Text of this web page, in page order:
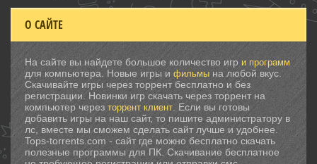
О САЙТЕ
На сайте вы найдете большое количество игр и программ
для компьютера. Новые игры и фильмы на любой вкус.
Скачивайте игры через торрент бесплатно и без
регистрации. Новинки игр скачать через торрент на
компьютер через торрент клиент . Если вы готовы
добавить игры на наш сайт, то пишите администратору в
лс, вместе мы сможем сделать сайт лучше и удобнее.
Tops-torrents.com - сайт где можно бесплатно скачать
полезные программы для ПК. Скачивание бесплатное